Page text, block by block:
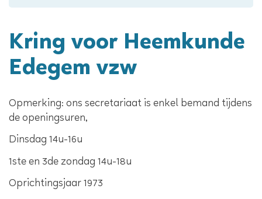
Kring voor Heemkunde
Edegem vzw
Opmerking: ons secretariaat is enkel bemand tijdens
de openingsuren,
Dinsdag 14u-16u
1ste en 3de zondag 14u-18u
Oprichtingsjaar1973